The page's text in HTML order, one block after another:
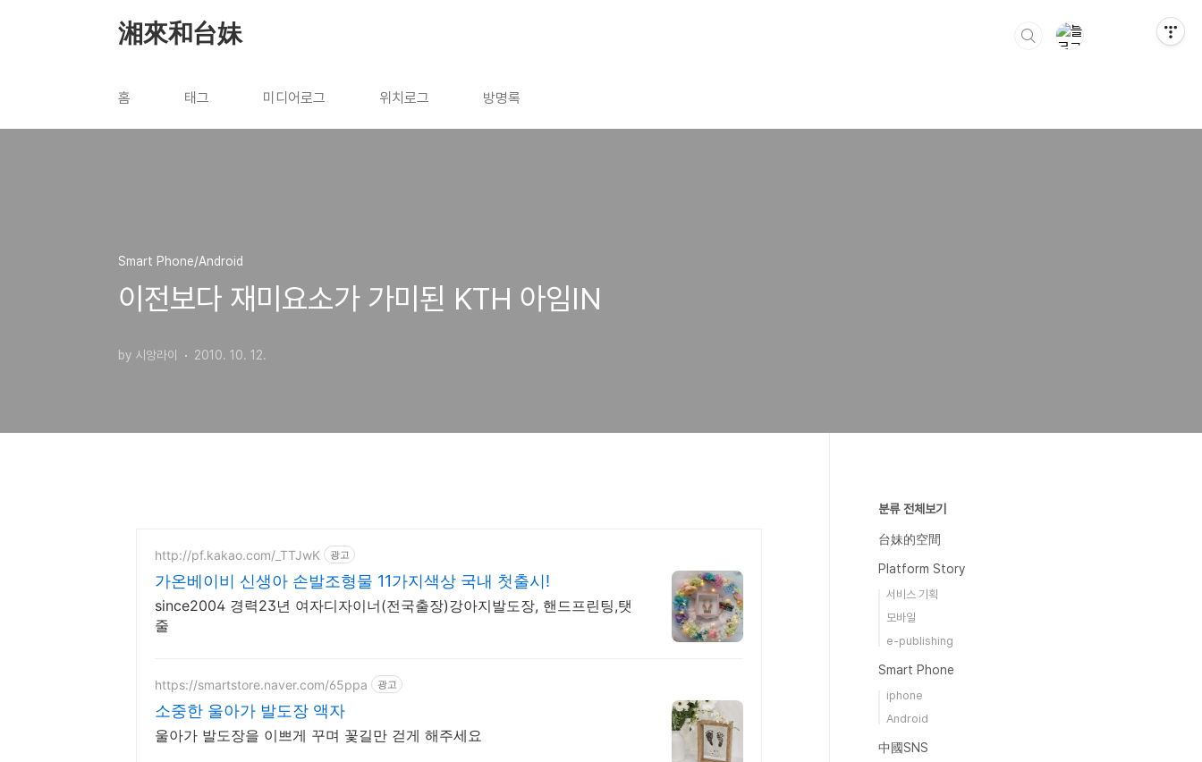
湘來和台妹
홈 태그 미디어로그 위치로그 방명록
Smart Phone/Android
이전보다 재미요소가 가미된 KTH 아임IN
by 시앙라이 2010. 10. 12.
http://pf.kakao.com/_TTJwK 광고
가온베이비 신생아 손발조형물 11가지색상 국내 첫출시!
since2004 경력23년 여자디자이너(전국출장)강아지발도장, 핸드프린팅,탯
줄
https://smartstore.naver.com/65ppa 광고
소중한 울아가 발도장 액자
울아가 발도장을 이쁘게 꾸며 꽃길만 걷게 해주세요
분류 전체보기
台妹的空間
Platform Story
서비스 기획
모바일
e-publishing
Smart Phone
iphone
Android
中國SNS